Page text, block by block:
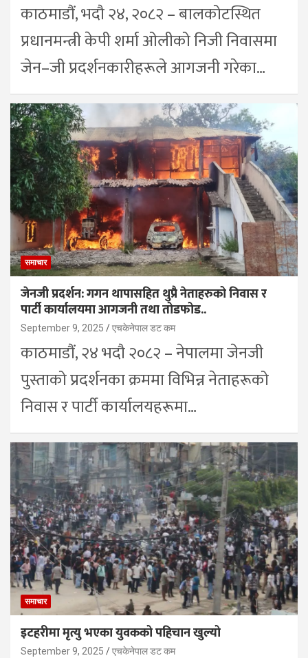
काठमाडौं, भदौ २४, २०८२ – बालकोटस्थित
प्रधानमन्त्री केपी शर्मा ओलीको निजी निवासमा
जेन–जी प्रदर्शनकारीहरूले आगजनी गरेका…
समाचार
जेनजी प्रदर्शन: गगन थापासहित थुप्रै नेताहरुको निवास र
पार्टी कार्यालयमा आगजनी तथा तोडफोड..
September 9, 2025 एचकेनेपाल डट कम
काठमाडौं, २४ भदौ २०८२ – नेपालमा जेनजी
पुस्ताको प्रदर्शनका क्रममा विभिन्न नेताहरूको
निवास र पार्टी कार्यालयहरूमा…
समाचार
इटहरीमा मृत्यु भएका युवकको पहिचान खुल्यो
September 9, 2025 एचकेनेपाल डट कम